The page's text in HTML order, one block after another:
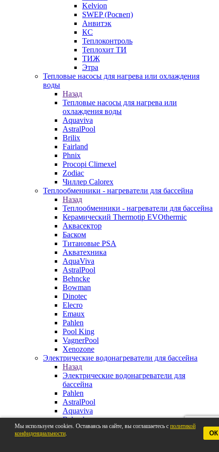
Kelvion
SWEP (Росвеп)
Анвитэк
КС
Теплоконтроль
Теплохит ТИ
ТИЖ
Этра
Тепловые насосы для нагрева или охлаждения
воды
Назад
Тепловые насосы для нагрева или
охлаждения воды
Aquaviva
AstralPool
Brilix
Fairland
Phnix
Procopi Climexel
Zodiac
Чиллер Calorex
Теплообменники - нагреватели для бассейна
Назад
Теплообменники - нагреватели для бассейна
Керамический Thermotip EVOthermic
Аквасектор
Баском
Титановые PSA
Акватехника
AquaViva
AstralPool
Behncke
Bowman
Dinotec
Elecro
Emaux
Pahlen
Pool King
VagnerPool
Xenozone
Электрические водонагреватели для бассейна
Назад
Электрические водонагреватели для
бассейна
Pahlen
AstralPool
Aquaviva
Behncke
BestWay
Elecro
Мы используем cookies. Оставаясь на сайте, вы соглашаетесь с политикой
конфиденциальности. ОК